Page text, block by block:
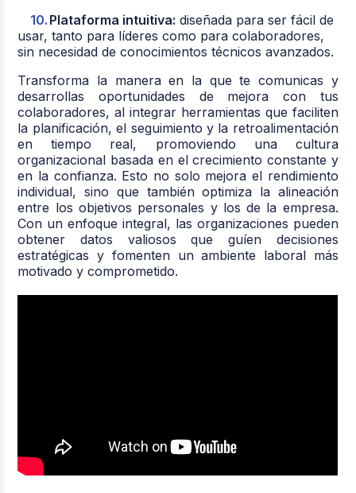
Plataforma intuitiva: diseñada para ser fácil de
usar, tanto para líderes como para colaboradores,
sin necesidad de conocimientos técnicos avanzados.
Transforma la manera en la que te comunicas y
desarrollas oportunidades de mejora con tus
colaboradores, al integrar herramientas que faciliten
la planificación, el seguimiento y la retroalimentación
en tiempo real, promoviendo una cultura
organizacional basada en el crecimiento constante y
en la confianza. Esto no solo mejora el rendimiento
individual, sino que también optimiza la alineación
entre los objetivos personales y los de la empresa.
Con un enfoque integral, las organizaciones pueden
obtener datos valiosos que guíen decisiones
estratégicas y fomenten un ambiente laboral más
motivado y comprometido.